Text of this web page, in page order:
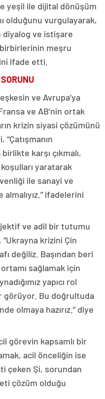
yeşil ile dijital dönüşüm
olduğunu vurgulayarak,
diyalog ve istişare
meşru
ifade etti.
ve Avrupa’ya
ve AB’nin ortak
krizin siyasi çözümünü
karşı çıkmalı,
yaratarak
ile sanayi ve
ifadelerini
ve adil bir tutumu
krizini Çin
değiliz. Başından beri
sağlamak için
yapıcı rol
görüyor. Bu doğrultuda
olmaya hazırız.” diye
görevin kapsamlı bir
acil önceliğin ise
çeken Şi, sorundan
çözüm olduğu